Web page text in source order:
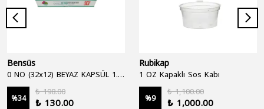
Bensüs
%34
₺ 198.00
₺ 130.00
Rubikap
1 OZ Kapaklı Sos Kabı
%9
₺ 1,100.00
₺ 1,000.00